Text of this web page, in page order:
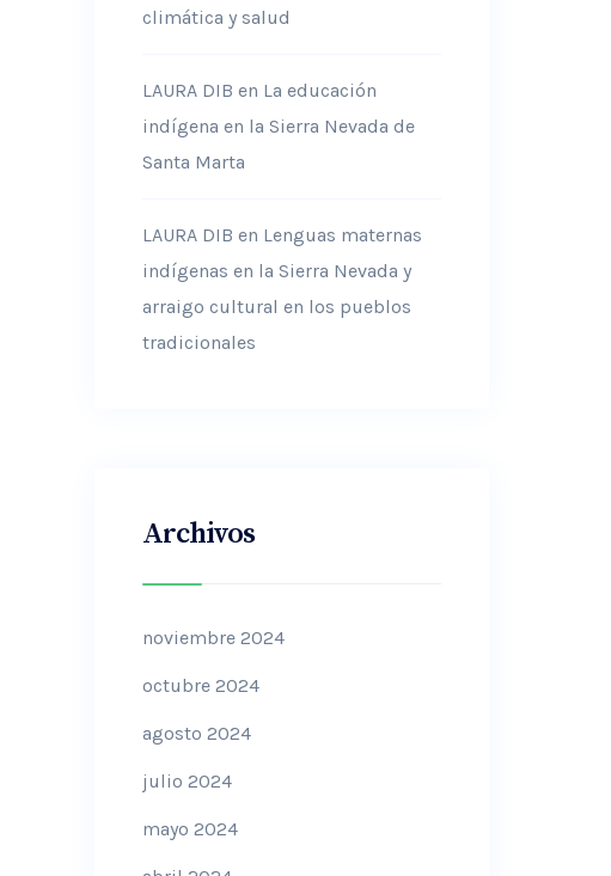
climática y salud
LAURA DIB en La educación
indígena en la Sierra Nevada de
Santa Marta
LAURA DIB en Lenguas maternas
indígenas en la Sierra Nevada y
arraigo cultural en los pueblos
tradicionales
Archivos
noviembre 2024
octubre 2024
agosto 2024
julio 2024
mayo 2024